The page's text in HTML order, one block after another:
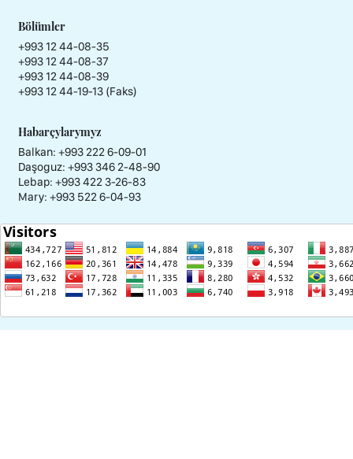
Bölümler
+993 12 44-08-35
+993 12 44-08-37
+993 12 44-08-39
+993 12 44-19-13 (Faks)
Habarçylarymyz
Balkan: +993 222 6-09-01
Daşoguz: +993 346 2-48-90
Lebap: +993 422 3-26-83
Mary: +993 522 6-04-93